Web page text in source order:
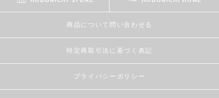
商品について問い合わせる
特定商取引法に基づく表記
プライバシーポリシー